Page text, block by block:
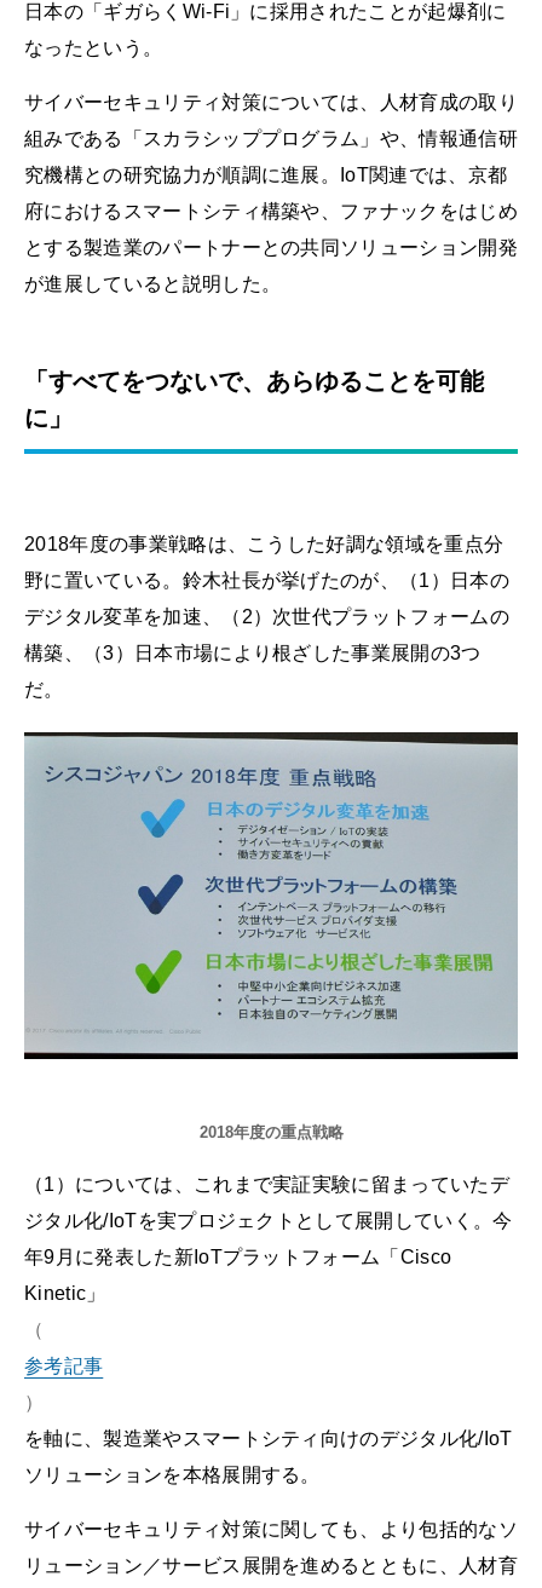
日本の「ギガらくWi-Fi」に採用されたことが起爆剤に
なったという。
サイバーセキュリティ対策については、人材育成の取り
組みである「スカラシッププログラム」や、情報通信研
究機構との研究協力が順調に進展。IoT関連では、京都
府におけるスマートシティ構築や、ファナックをはじめ
とする製造業のパートナーとの共同ソリューション開発
が進展していると説明した。
「すべてをつないで、あらゆることを可能
に」
2018年度の事業戦略は、こうした好調な領域を重点分
野に置いている。鈴木社長が挙げたのが、（1）日本の
デジタル変革を加速、（2）次世代プラットフォームの
構築、（3）日本市場により根ざした事業展開の3つ
だ。
2018年度の重点戦略
（1）については、これまで実証実験に留まっていたデ
ジタル化/IoTを実プロジェクトとして展開していく。今
年9月に発表した新IoTプラットフォーム「Cisco
Kinetic」
（
参考記事
）
を軸に、製造業やスマートシティ向けのデジタル化/IoT
ソリューションを本格展開する。
サイバーセキュリティ対策に関しても、より包括的なソ
リューション／サービス展開を進めるとともに、人材育